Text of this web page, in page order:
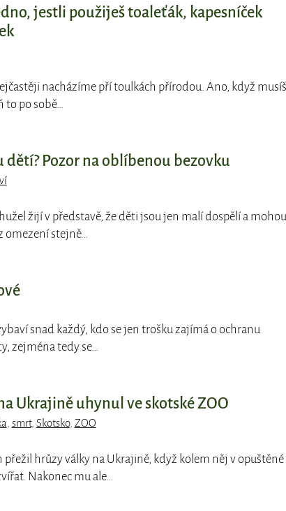
jestli použiješ toaleťák, kapesníček
nacházíme pří toulkách přírodou. Ano, když
to po sobě…
dětí? Pozor na oblíbenou bezovku
žijí v představě, že děti jsou jen malí dospělí a mohou
omezení stejně…
snad každý, kdo se jen trošku zajímá o ochranu
zejména tedy se…
Ukrajině uhynul ve skotské ZOO
smrt, Skotsko, ZOO
přežil hrůzy války na Ukrajině, když kolem něj v opuštěné
Nakonec mu ale…